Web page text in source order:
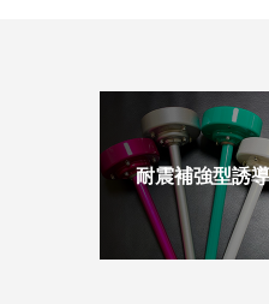
耐震補強型誘